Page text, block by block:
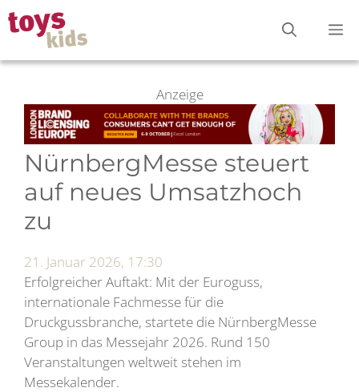
Zum
Inhalt
springen
Anzeige
NürnbergMesse steuert
auf neues Umsatzhoch
zu
21. Januar 2026, 17:30
Erfolgreicher Auftakt: Mit der Euroguss,
internationale Fachmesse für die
Druckgussbranche, startete die NürnbergMesse
Group in das Messejahr 2026. Rund 150
Veranstaltungen weltweit stehen im
Messekalender.